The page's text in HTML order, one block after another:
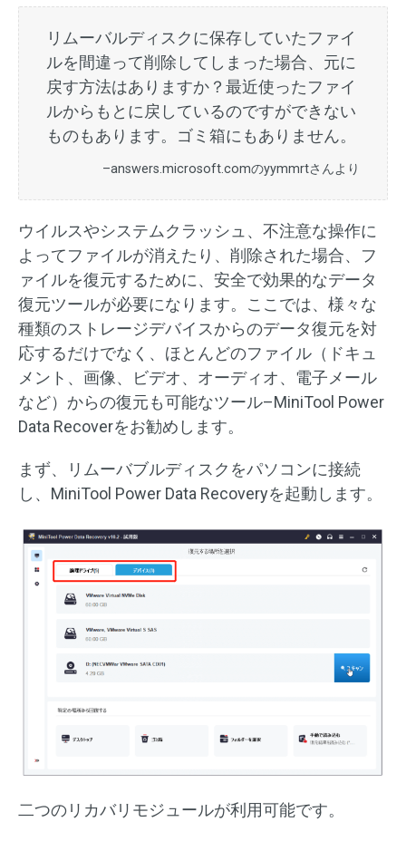
リムーバルディスクに保存していたファイ
ルを間違って削除してしまった場合、元に
戻す方法はありますか？最近使ったファイ
ルからもとに戻しているのですができない
ものもあります。ゴミ箱にもありません。
–answers.microsoft.comのyymmrtさんより
ウイルスやシステムクラッシュ、不注意な操作に
よってファイルが消えたり、削除された場合、フ
ァイルを復元するために、安全で効果的なデータ
復元ツールが必要になります。ここでは、様々な
種類のストレージデバイスからのデータ復元を対
応するだけでなく、ほとんどのファイル（ドキュ
メント、画像、ビデオ、オーディオ、電子メール
など）からの復元も可能なツール–MiniTool Power
Data Recoverをお勧めします。
まず、リムーバブルディスクをパソコンに接続
し、MiniTool Power Data Recoveryを起動します。
二つのリカバリモジュールが利用可能です。